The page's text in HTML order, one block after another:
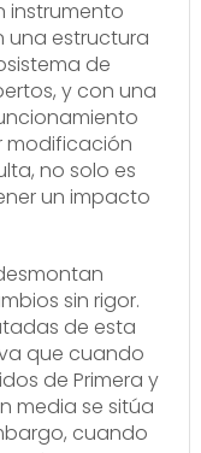
instrumento
una estructura
de
y con una
modificación
no solo es
un impacto
sin rigor.
de esta
que cuando
de Primera y
media se sitúa
cuando